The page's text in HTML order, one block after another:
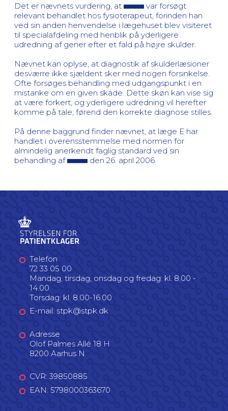
Det er nævnets vurdering, at
var forsøgt
relevant behandlet hos fysioterapeut, forinden han
ved sin anden henvendelse i lægehuset blev visiteret
til specialafdeling med henblik på yderligere
udredning af gener efter et fald på højre skulder.
Nævnet kan oplyse, at diagnostik af skulderlæsioner
desværre ikke sjældent sker med nogen forsinkelse.
Ofte forsøges behandling med udgangspunkt i en
mistanke om en given skade. Dette skøn kan vise sig
at være forkert, og yderligere udredning vil herefter
komme på tale, førend den korrekte diagnose stilles.
På denne baggrund finder nævnet, at læge E har
handlet i overensstemmelse med normen for
almindelig anerkendt faglig standard ved sin
behandling af
den 26. april 2006.
Telefon
72 33 05 00
Mandag, tirsdag, onsdag og fredag: kl. 8.00 -
14.00
Torsdag: kl. 8.00-16.00
E-mail: stpk@stpk.dk
Adresse
Olof Palmes Allé 18 H
8200 Aarhus N
CVR: 39850885
EAN: 5798000363670